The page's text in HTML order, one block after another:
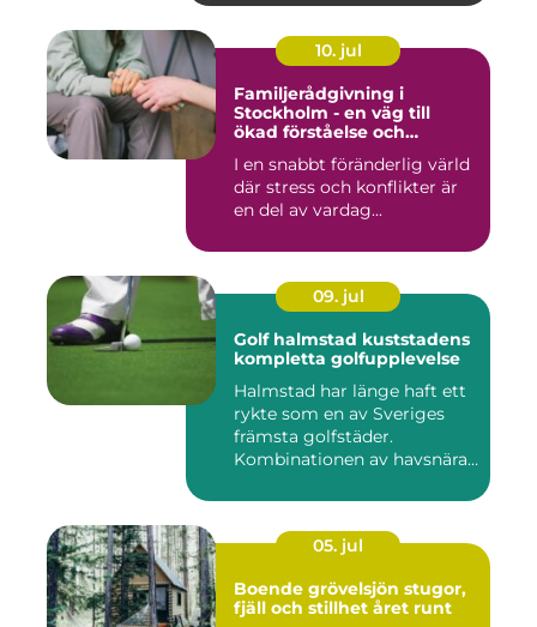
10. jul
Familjerådgivning i
Stockholm - en väg till
ökad förståelse och
I en snabbt föränderlig värld
där stress och konflikter är
en del av vardag...
09. jul
Golf halmstad kuststadens
kompletta golfupplevelse
Halmstad har länge haft ett
rykte som en av Sveriges
främsta golfstäder.
Kombinationen av havsnära
05. jul
Boende grövelsjön stugor,
fjäll och stillhet året runt